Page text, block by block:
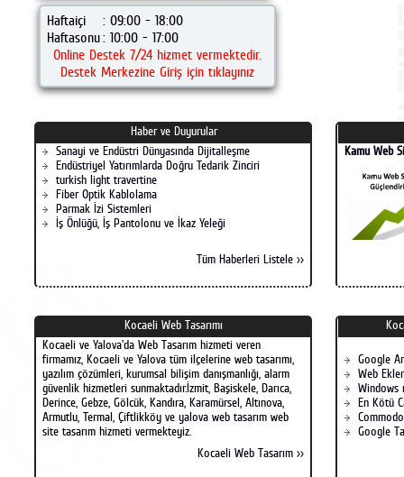
Haftaiçi
: 09:00 - 18:00
Haftasonu: 10:00 - 17:00
Online Destek 7/24 hizmet vermektedir.
Destek Merkezine Giriş için tıklayınız
Haber ve Duyurular
Sanayi ve Endüstri Dünyasında Dijitalleşme
Endüstriyel Yatırımlarda Doğru Tedarik Zinciri
turkish light travertine
Fiber Optik Kablolama
Parmak İzi Sistemleri
İş Önlüğü, İş Pantolonu ve İkaz Yeleği
Tüm Haberleri Listele >>
Kamu Web
Kocaeli Web Tasarımı
Kocaeli ve Yalova'da Web Tasarım hizmeti veren
firmamız, Kocaeli ve Yalova tüm ilçelerine web tasarımı,
yazılım çözümleri, kurumsal bilişim danışmanlığı, alarm
güvenlik hizmetleri sunmaktadır.İzmit, Başiskele, Darıca,
Derince, Gebze, Gölcük, Kandıra,Karamürsel, Altınova,
Armutlu, Termal, Çiftlikköy veyalova web tasarım web
site tasarım hizmeti vermekteyiz.
Kocaeli Web Tasarım >>
Google
Web
Windows
En Kötü
Google